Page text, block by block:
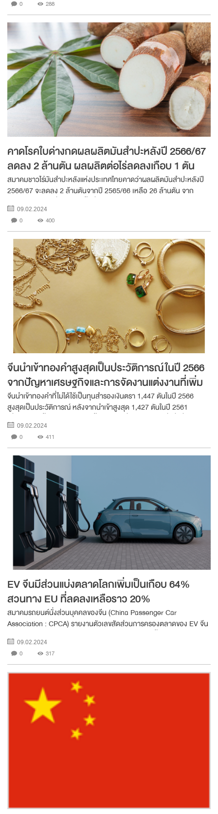
0 288
คาดโรคใบด่างกดผลผลิตมันสำปะหลังปี 2566/67
ลดลง 2 ล้านตัน ผลผลิตต่อไร่ลดลงเกือบ 1 ตัน
สมาคมชาวไร่มันสำปะหลังแห่งประเทศไทยคาดว่าผลผลิตมันสำปะหลังปี
2566/67 จะลดลง 2 ล้านตันจากปี 2565/66 เหลือ 26 ล้านตัน จาก
ปัญหาโรคใบด่างที่ระบาดในพื้นที่ปลูกมันสำปะหลัง 2.1 แสนไร่ใน 32
จังหวัดทั่วประเทศ ซึ่งมีผลให้ผลผลิตต่อ...
09.02.2024
0 400
จีนนำเข้าทองคำสูงสุดเป็นประวัติการณ์ในปี 2566
จากปัญหาเศรษฐกิจและการจัดงานแต่งงานที่เพิ่ม
ขึ้น
จีนนำเข้าทองคำที่ไม่ได้ใช้เป็นทุนสำรองเงินตรา 1,447 ตันในปี 2566
สูงสุดเป็นประวัติการณ์ หลังจากนำเข้าสูงสุด 1,427 ตันในปี 2561
เนื่องจากชนชั้นกลางของจีนมุ่งซื้อทองคำเพื่อรักษาความมั่งคั่งที่ลดลง
จากวิกฤตอสังหาริมทรัพย์และ...
09.02.2024
0 411
EV จีนมีส่วนแบ่งตลาดโลกเพิ่มเป็นเกือบ 64%
สวนทาง EU ที่ลดลงเหลือราว 20%
สมาคมรถยนต์นั่งส่วนบุคคลของจีน (China Passenger Car
Association : CPCA) รายงานตัวเลขสัดส่วนการครองตลาดของ EV จีน
ณ เดือน ธ.ค. 2566 ว่ามีสัดส่วนมากถึง 63.5% ของทั้งโลก หลังจากมี
สัดส่วน 57.4% ในไตรมาส 1/2566 และเพิ่มขึ้นอย...
09.02.2024
0 317